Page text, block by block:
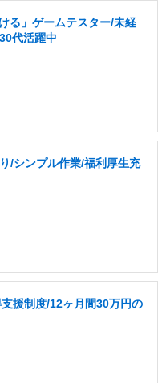
る」ゲームテスター/未経
代活躍中
/シンプル作業/福利厚生充
援制度/12ヶ月間30万円の